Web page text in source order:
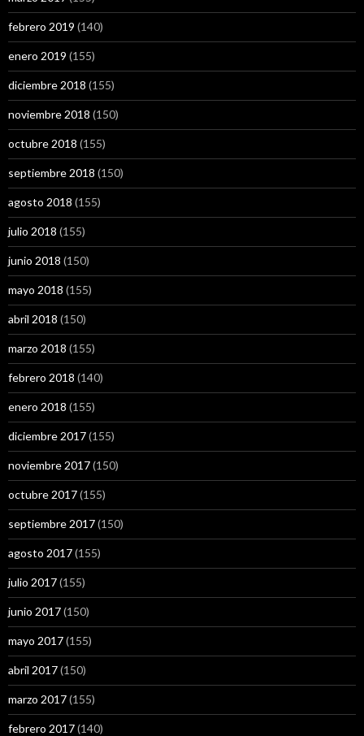
febrero 2019 (140)
enero 2019 (155)
diciembre 2018 (155)
noviembre 2018 (150)
octubre 2018 (155)
septiembre 2018 (150)
agosto 2018 (155)
julio 2018 (155)
junio 2018 (150)
mayo 2018 (155)
abril 2018 (150)
marzo 2018 (155)
febrero 2018 (140)
enero 2018 (155)
diciembre 2017(155)
noviembre 2017(150)
octubre 2017(155)
septiembre 2017(150)
agosto 2017(155)
julio 2017(155)
junio 2017(150)
mayo 2017(155)
abril 2017(150)
marzo 2017(155)
febrero 2017(140)